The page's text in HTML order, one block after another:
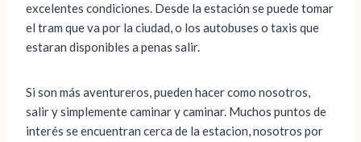
excelentes condiciones. Desde la estación se puede tomar
el tram que va por la ciudad, o los autobuses o taxis que
estaran disponibles a penas salir.
Si son más aventureros, pueden hacer como nosotros,
salir y simplemente caminar y caminar. Muchos puntos de
interés se encuentran cerca de la estacion, nosotros por